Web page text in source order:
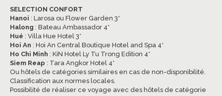
SELECTION CONFORT
Hanoi : Larosa ou Flower Garden 3*
Halong : Bateau Ambassador 4*
Hué : Villa Hue Hotel 3*
Hoi An : Hoi An Central Boutique Hotel and Spa 4*
Ho Chi Minh : KiN Hotel Ly Tu Trong Edition 4*
Siem Reap : Tara Angkor Hotel 4*
Ou hôtels de catégories similaires en cas de non-disponibilité.
Classification aux normes locales.
Possibilité de réaliser ce voyage avec des hôtels de catégorie